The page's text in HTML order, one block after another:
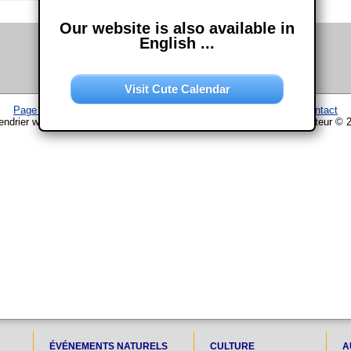
Page d'accueil
Contact
www.chouette-calendrier.com • 24. Novembre 2023 – droit d'auteur ©
ÉVÉNEMENTS NATURELS CULTURE
Our website is also available in
English ...
Visit Cute Calendar